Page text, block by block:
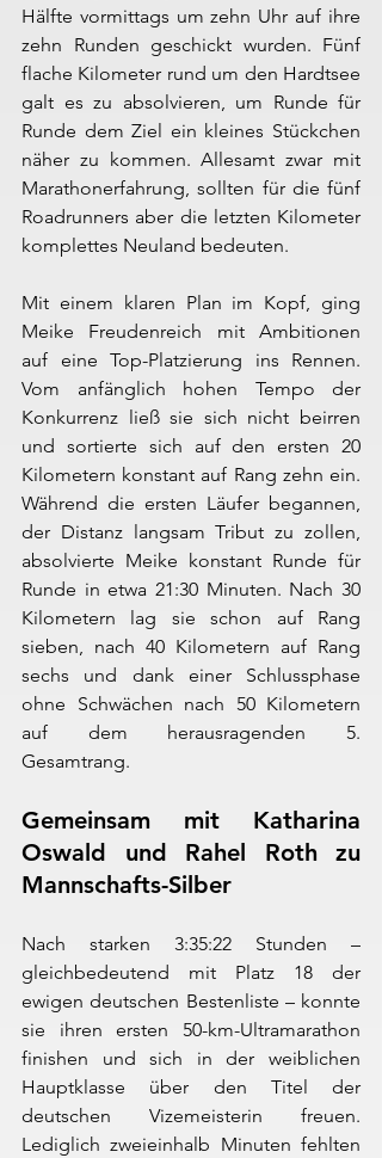
Hälfte vormittags um zehn Uhr auf ihre
zehn Runden geschickt wurden. Fünf
flache Kilometer rund um den Hardtsee
galt es zu absolvieren, um Runde für
Runde dem Ziel ein kleines Stückchen
näher zu kommen. Allesamt zwar mit
Marathonerfahrung, sollten für die fünf
Roadrunners aber die letzten Kilometer
komplettes Neuland bedeuten.
Mit einem klaren Plan im Kopf, ging
Meike Freudenreich mit Ambitionen
auf eine Top-Platzierung ins Rennen.
Vom anfänglich hohen Tempo der
Konkurrenz ließ sie sich nicht beirren
und sortierte sich auf den ersten 20
Kilometern konstant auf Rang zehn ein.
Während die ersten Läufer begannen,
der Distanz langsam Tribut zu zollen,
absolvierte Meike konstant Runde für
Runde in etwa 21:30 Minuten. Nach 30
Kilometern lag sie schon auf Rang
sieben, nach 40 Kilometern auf Rang
sechs und dank einer Schlussphase
ohne Schwächen nach 50 Kilometern
auf dem herausragenden 5.
Gesamtrang.
Gemeinsam mit Katharina
Oswald und Rahel Roth zu
Mannschafts-Silber
Nach starken 3:35:22 Stunden –
gleichbedeutend mit Platz 18 der
ewigen deutschen Bestenliste – konnte
sie ihren ersten 50-km-Ultramarathon
finishen und sich in der weiblichen
Hauptklasse über den Titel der
deutschen Vizemeisterin freuen.
Lediglich zweieinhalb Minuten fehlten